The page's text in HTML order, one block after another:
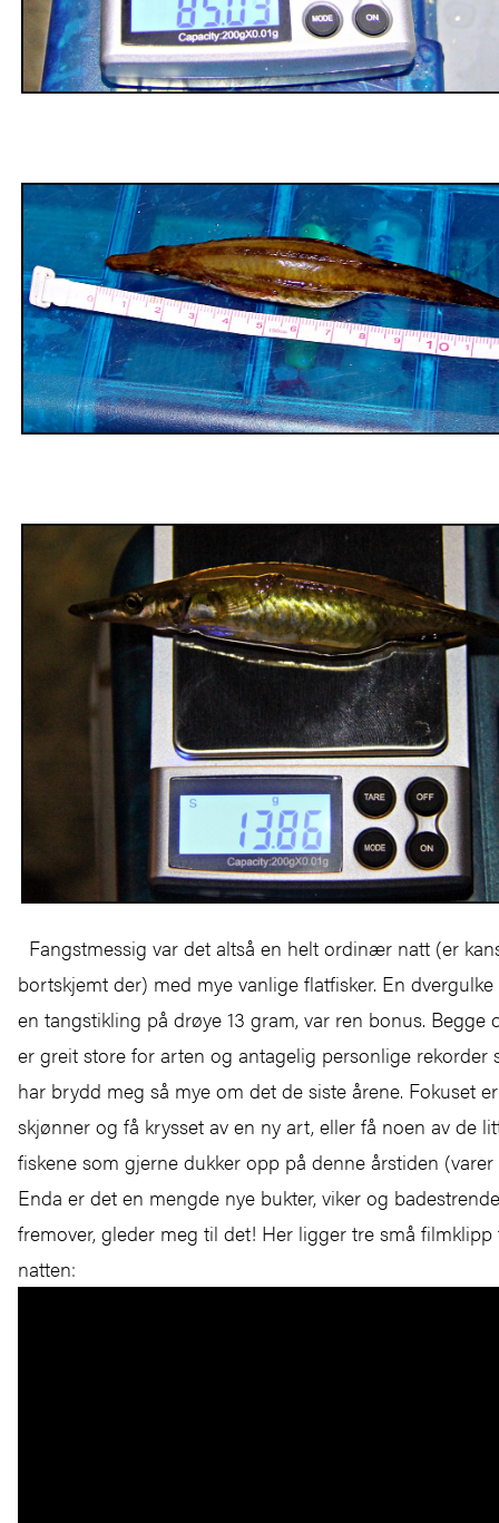
Fangstmessig var det altså en helt ordinær natt (er
bortskjemt der) med mye vanlige flatfisker. En
en tangstikling på drøye 13 gram, var ren bonus. Begge
er greit store for arten og antagelig personlige rekorder
har brydd meg så mye om det de siste årene. Fokuset
skjønner og få krysset av en ny art, eller få noen av de
fiskene som gjerne dukker opp på denne årstiden
Enda er det en mengde nye bukter, viker og
fremover, gleder meg til det! Her ligger tre små filmklipp
natten: